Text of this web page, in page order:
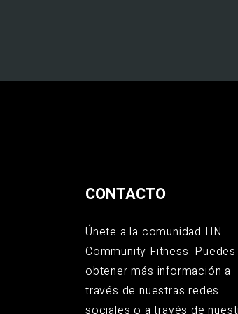
CONTACTO
Únete a la comunidad HN
Community Fitness. Puedes
obtener más información a
través de nuestras redes